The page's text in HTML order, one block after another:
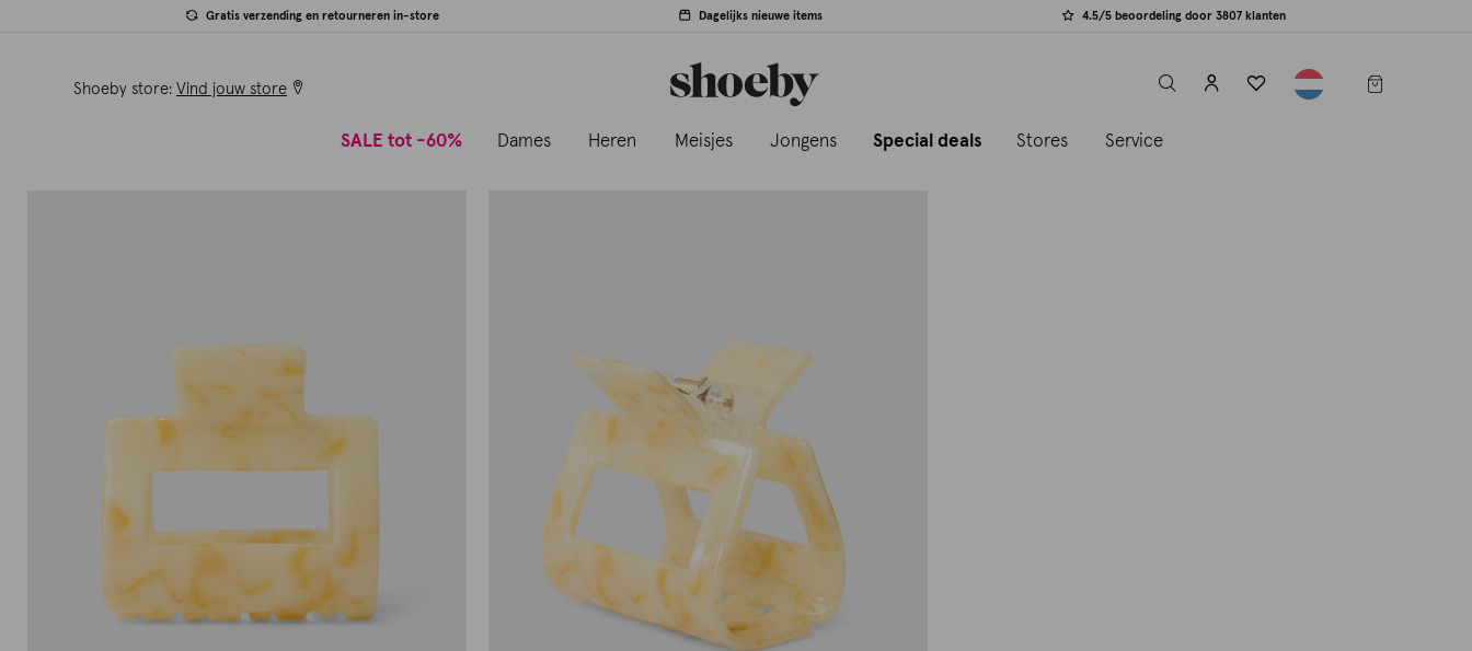
Gratis verzending en retourneren in-store Dagelijks nieuwe items 4.5/5 beoordeling door 3807 klanten
Shoeby store: Vind jouw store
label.header.toggle
SALE tot -60% Dames Heren Meisjes Jongens Special deals Stores Service